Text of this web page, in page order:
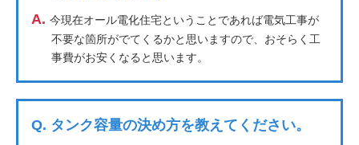
A. 今現在オール電化住宅ということであれば電気工事が
不要な箇所がでてくるかと思いますので、おそらく工
事費がお安くなると思います。
Q. タンク容量の決め方を教えてください。